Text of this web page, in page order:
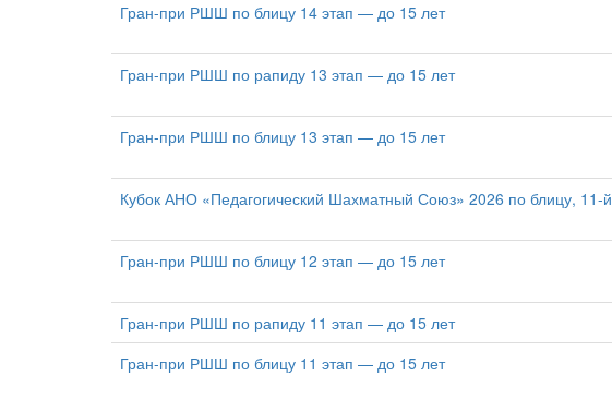
Гран-при РШШ по блицу 14 этап — до 15 лет
Гран-при РШШ по рапиду 13 этап — до 15 лет
Гран-при РШШ по блицу 13 этап — до 15 лет
Кубок АНО «Педагогический Шахматный Союз» 2026 по блицу,
Гран-при РШШ по блицу 12 этап — до 15 лет
Гран-при РШШ по рапиду 11 этап — до 15 лет
Гран-при РШШ по блицу 11 этап — до 15 лет